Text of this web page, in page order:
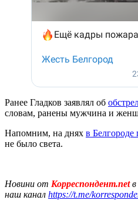
Ранее Гладков заявлял об
словам, ранены мужчина и
Напомним, на днях в Белгороде
не было света.
Новини от Корреспондент.net
наш канал https://t.me/